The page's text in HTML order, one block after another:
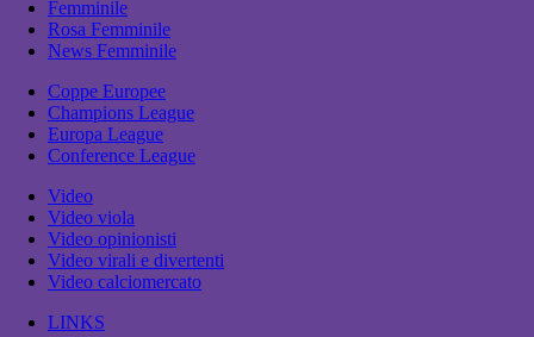
Femminile
Rosa Femminile
News Femminile
Coppe Europee
Champions League
Europa League
Conference League
Video
Video viola
Video opinionisti
Video virali e divertenti
Video calciomercato
LINKS